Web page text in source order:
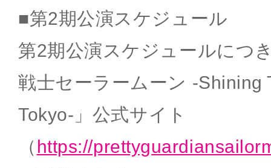
■第2期公演スケジュール
第2期公演スケジュールにつ
戦士セーラームーン -Shining
Tokyo-」公式サイト
（ https://